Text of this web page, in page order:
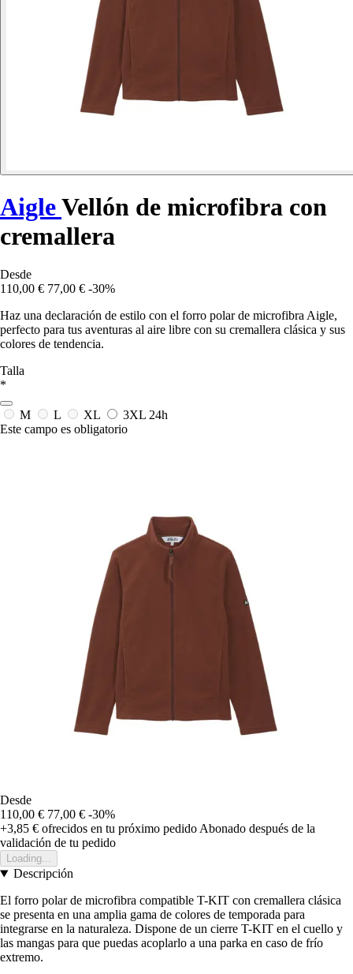
AigleVellón de microfibra con
cremallera
Desde
110,00 € 77,00 € -30%
Haz una declaración de estilo con el forro polar de microfibra Aigle,
perfecto para tus aventuras al aire libre con su cremallera clásica y sus
colores de tendencia.
Talla
*
M L XL 3XL 24h
Este campo es obligatorio
Desde
110,00 € 77,00 € -30%
+3,85 € ofrecidos en tu próximo pedido Abonado después de la
validación de tu pedido
Loading...
Descripción
El forro polar de microfibra compatible T-KIT con cremallera clásica
se presenta en una amplia gama de colores de temporada para
integrarse en la naturaleza. Dispone de un cierre T-KIT en el cuello y
las mangas para que puedas acoplarlo a una parka en caso de frío
extremo.